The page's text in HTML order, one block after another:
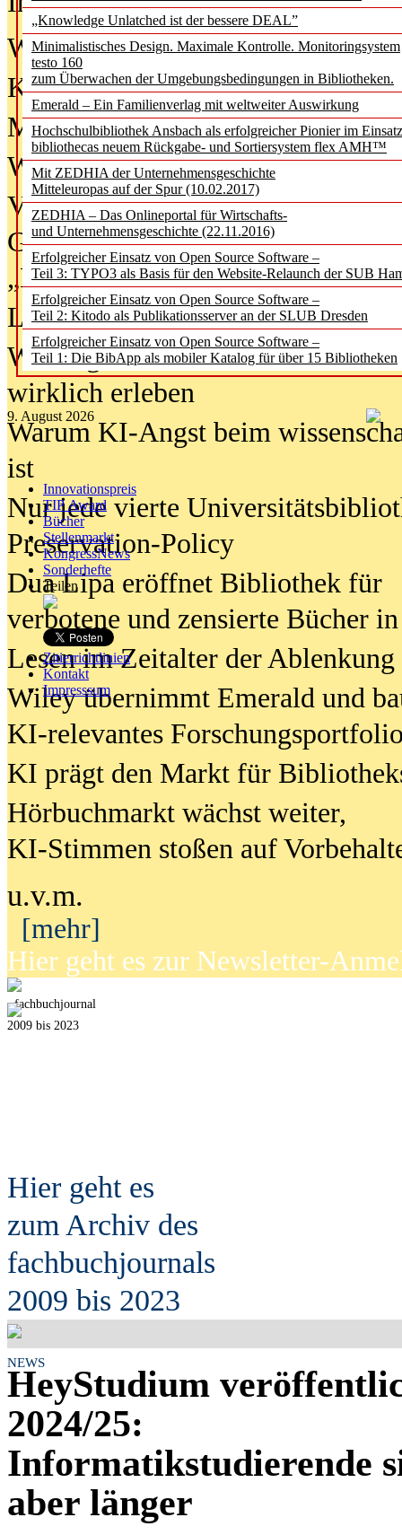
„Knowledge Unlatched ist der bessere DEAL”
Minimalistisches Design. Maximale Kontrolle. Monitoringsystem
testo 160
zum Überwachen der Umgebungsbedingungen in Bibliotheken.
Emerald – Ein Familienverlag mit weltweiter Auswirkung
Hochschulbibliothek Ansbach als erfolgreicher Pionier im
bibliothecas neuem Rückgabe- und Sortiersystem flex AMH™
Mit ZEDHIA der Unternehmensgeschichte
Mitteleuropas auf der Spur (10.02.2017)
ZEDHIA – Das Onlineportal für Wirtschafts-
und Unternehmensgeschichte (22.11.2016)
Erfolgreicher Einsatz von Open Source Software –
Teil 3: TYPO3 als Basis für den Website-Relaunch der SUB
Erfolgreicher Einsatz von Open Source Software –
Teil 2: Kitodo als Publikationsserver an der SLUB Dresden
Erfolgreicher Einsatz von Open Source Software –
Teil 1: Die BibApp als mobiler Katalog für über 15 Bibliotheken
9. August 2026
Innovationspreis
TIP Award
Bücher
Stellenmarkt
KongressNews
Sonderhefte
Teilen
Zitierrichtlinien
Kontakt
Impresssum
Was Hochschul­bibliotheken von
Kinder in der digitalen Welt
Metadaten als Infrastruktur
Wenn Bots katalogisieren
Von Abschlusskleidern bis
Geisterjagd-Ausrüstung in der
„Library of Things“ unterwegs
Lesen als Infrastrukturaufgabe
Wie Jugendliche Social Media
wirklich erleben
Warum KI-Angst beim
ist
Nur jede vierte
Preservation-Policy
Dua Lipa eröffnet Bibliothek für
verbotene und zensierte Bücher
Lesen im Zeitalter der Ablenkung
Wiley übernimmt Emerald und
KI-relevantes
KI prägt den Markt für
Hörbuchmarkt wächst weiter,
KI-Stimmen stoßen auf
u.v.m.
[mehr]
Hier geht es zur Newsletter-
fachbuchjournal
2009 bis 2023
Hier geht es
zum Archiv des
fachbuchjournals
2009 bis 2023
NEWS
HeyStudium
2024/25:
Informatikstudierende
aber länger